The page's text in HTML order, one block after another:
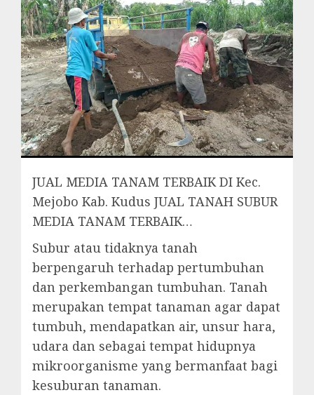
JUAL MEDIA TANAM TERBAIK DI Kec.
Mejobo Kab. Kudus JUAL TANAH SUBUR
MEDIA TANAM TERBAIK…
Subur atau tidaknya tanah
berpengaruh terhadap pertumbuhan
dan perkembangan tumbuhan. Tanah
merupakan tempat tanaman agar dapat
tumbuh, mendapatkan air, unsur hara,
udara dan sebagai tempat hidupnya
mikroorganisme yang bermanfaat bagi
kesuburan tanaman.